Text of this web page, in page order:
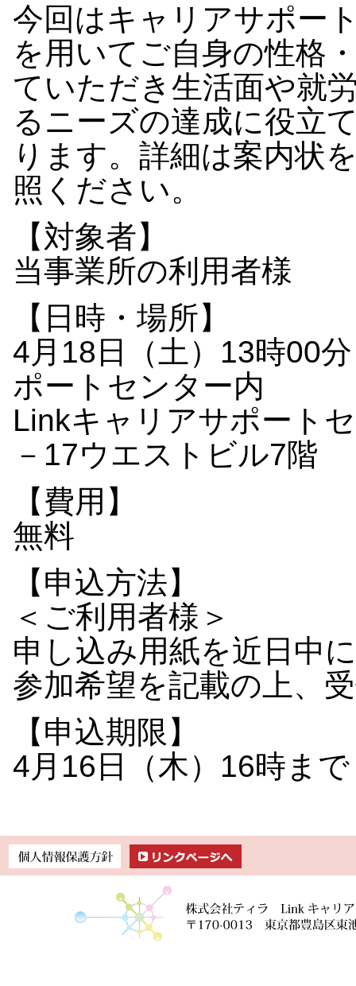
今回はキャリアサポー
を用いてご自身の性格
ていただき生活面や就
るニーズの達成に役立
ります。詳細は案内状
照ください。
【対象者】
当事業所の利用者様
【日時・場所】
4月18日（土）13時00
ポートセンター内
Linkキャリアサポート
－17ウエストビル7階
【費用】
無料
【申込方法】
＜ご利用者様＞
申し込み用紙を近日中
参加希望を記載の上、
【申込期限】
4月16日（木）16時まで